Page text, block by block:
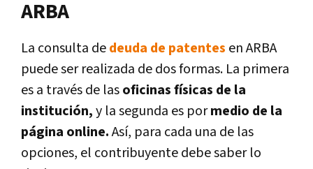
ARBA
La consulta dedeuda de patentes en ARBA
puede ser realizada de dos formas. La primera
es a través de lasoficinas físicas de la
institución,y la segunda es pormedio de la
página online.Así, para cada una de las
opciones, el contribuyente debe saber lo